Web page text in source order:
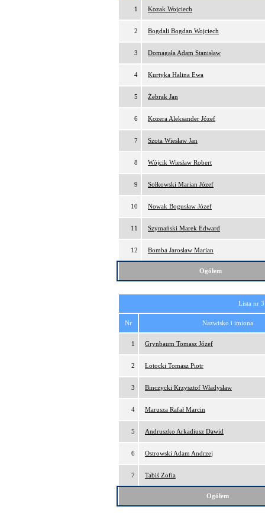
1 Kozak Wojciech
2 Bogdali Bogdan Wojciech
3 Domagała Adam Stanisław
4 Kurtyka Halina Ewa
5 Żebrak Jan
6 Kozera Aleksander Józef
7 Szota Wiesław Jan
8 Wójcik Wiesław Robert
9 Sołkowski Marian Józef
10 Nowak Bogusław Józef
11 Szymański Marek Edward
12 Bomba Jarosław Marian
Ogółem
Lista nr
Nr Nazwisko i imiona
1 Grynbaum Tomasz Józef
2 Łotocki Tomasz Piotr
3 Binczycki Krzysztof Władysław
4 Marusza Rafał Marcin
5 Andruszko Arkadiusz Dawid
6 Ostrowski Adam Andrzej
7 Tabiś Zofia
Ogółem